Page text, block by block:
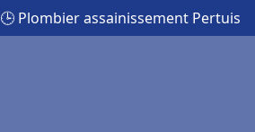
🕒 Plombier assainissement Pertuis